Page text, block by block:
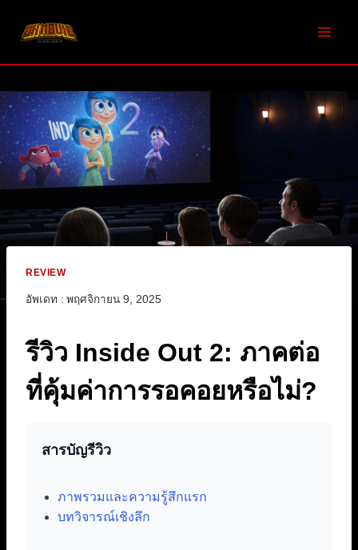
REVIEW
อัพเดท : พฤศจิกายน 9, 2025
รีวิว Inside Out 2: ภาคต่อ
ที่คุ้มค่าการรอคอยหรือไม่?
สารบัญรีวิว
ภาพรวมและความรู้สึกแรก
บทวิจารณ์เชิงลึก